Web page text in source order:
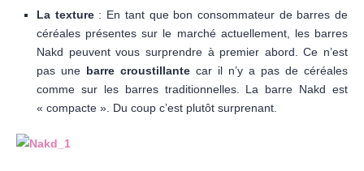
La texture : En tant que bon consommateur de barres de
céréales présentes sur le marché actuellement, les barres
Nakd peuvent vous surprendre à premier abord. Ce n’est
pas une barre croustillante car il n’y a pas de céréales
comme sur les barres traditionnelles. La barre Nakd est
« compacte ». Du coup c’est plutôt surprenant.